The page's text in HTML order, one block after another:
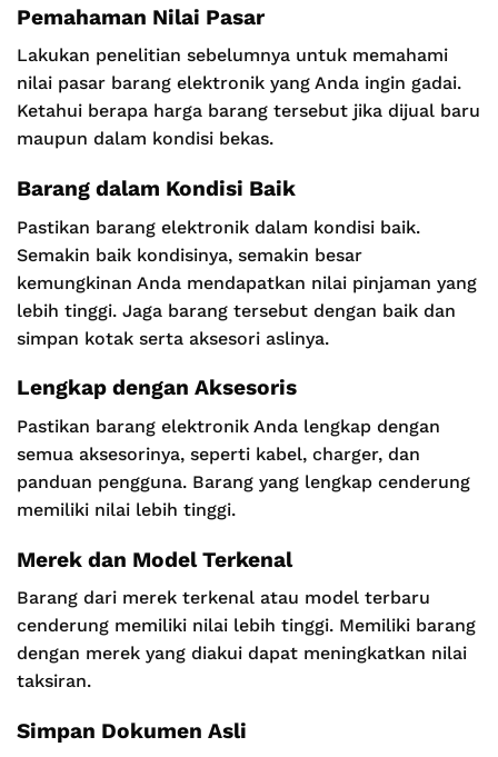
Pemahaman Nilai Pasar
Lakukan penelitian sebelumnya untuk memahami
nilai pasar barang elektronik yang Anda ingin gadai.
Ketahui berapa harga barang tersebut jika dijual baru
maupun dalam kondisi bekas.
Barang dalam Kondisi Baik
Pastikan barang elektronik dalam kondisi baik.
Semakin baik kondisinya, semakin besar
kemungkinan Anda mendapatkan nilai pinjaman yang
lebih tinggi. Jaga barang tersebut dengan baik dan
simpan kotak serta aksesori aslinya.
Lengkap dengan Aksesoris
Pastikan barang elektronik Anda lengkap dengan
semua aksesorinya, seperti kabel, charger, dan
panduan pengguna. Barang yang lengkap cenderung
memiliki nilai lebih tinggi.
Merek dan Model Terkenal
Barang dari merek terkenal atau model terbaru
cenderung memiliki nilai lebih tinggi. Memiliki barang
dengan merek yang diakui dapat meningkatkan nilai
taksiran.
Simpan Dokumen Asli